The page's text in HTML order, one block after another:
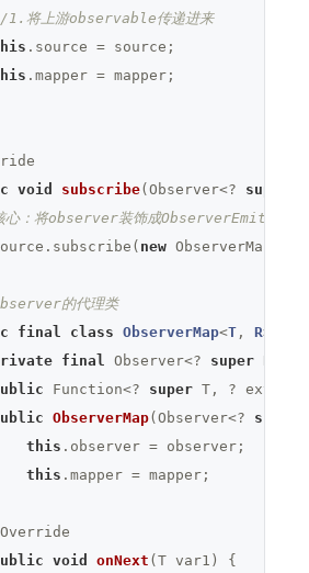
1.将上游observable传递进来
.source = source;
.mapper = mapper;
void subscribe(Observer<? super
：将observer装饰成ObserverEmitter，
new
的代理类
final class ObserverMap<T, R>
final Observer<? super R>
Function<? super T, ? extends
ObserverMap(Observer<? super
this .observer = observer;
this .mapper = mapper;
void onNext (T var1)
{